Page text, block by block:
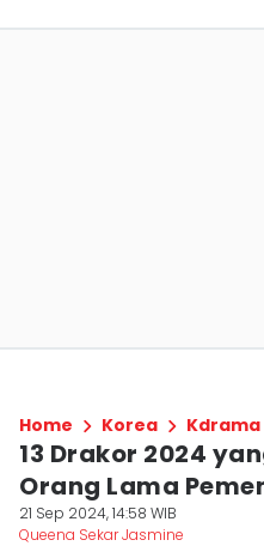
Home Korea Kdrama
13 Drakor 2024
Orang Lama
21 Sep 2024, 14:58 WIB
Queena Sekar Jasmine